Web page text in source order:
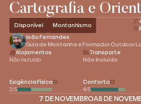
Cartografia e
Disponível Montanhismo
João Fernandes
Guia de Montanha e Formador Outdoor
Alojamentos
Não incluído
Transporte
Não incluído
Exigência Física
2/5
Conforto
4/5
7 DE NOVEMBROA8 DE